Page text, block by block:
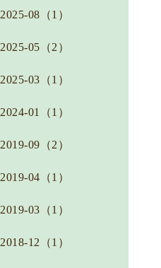
2025-08（1）
2025-05（2）
2025-03（1）
2024-01（1）
2019-09（2）
2019-04（1）
2019-03（1）
2018-12（1）